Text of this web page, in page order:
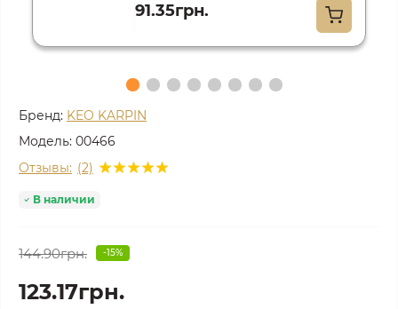
91.35грн.
Бренд: KEO KARPIN
Модель: 00466
Отзывы: (2)
В наличии
144.90грн. -15%
123.17грн.